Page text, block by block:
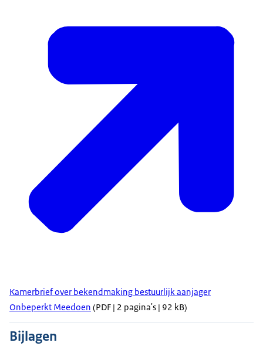
Kamerbrief over bekendmaking bestuurlijk aanjager
Onbeperkt Meedoen (PDF | 2 pagina's | 92 kB)
Bijlagen